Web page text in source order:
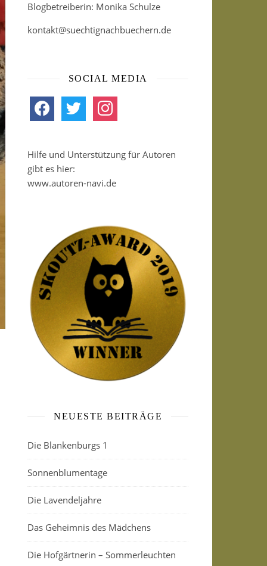
Blogbetreiberin: Monika Schulze
kontakt@suechtignachbuechern.de
SOCIAL MEDIA
facebook twitter instagram
Hilfe und Unterstützung für Autoren
gibt es hier:
www.autoren-navi.de
NEUESTE BEITRÄGE
Die Blankenburgs 1
Sonnenblumentage
Die Lavendeljahre
Das Geheimnis des Mädchens
Die Hofgärtnerin – Sommerleuchten